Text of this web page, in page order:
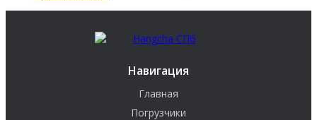
Навигация
Главная
Погрузчики